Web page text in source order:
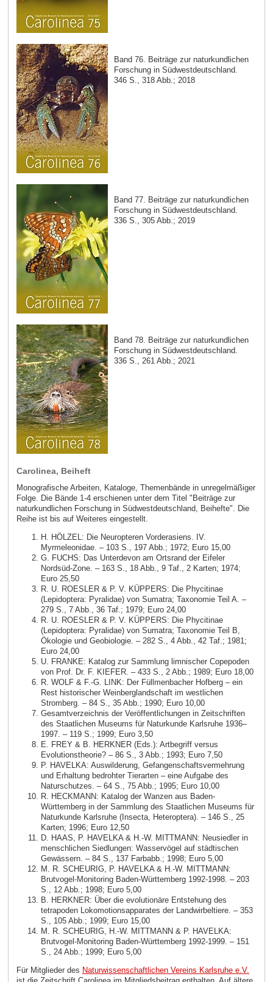
Band 76. Beiträge zur naturkundlichen
Forschung in Südwestdeutschland.
346 S., 318 Abb.; 2018
Band 77. Beiträge zur naturkundlichen
Forschung in Südwestdeutschland.
336 S., 305 Abb.; 2019
Band 78. Beiträge zur naturkundlichen
Forschung in Südwestdeutschland.
336 S., 261 Abb.; 2021
Carolinea, Beiheft
Monografische Arbeiten, Kataloge, Themenbände in unregelmäßiger
Folge. Die Bände 1-4 erschienen unter dem Titel "Beiträge zur
naturkundlichen Forschung in Südwestdeutschland, Beihefte". Die
Reihe ist bis auf Weiteres eingestellt.
H. HÖLZEL: Die Neuropteren Vorderasiens. IV.
Myrmeleonidae. – 103 S., 197 Abb.; 1972; Euro 15,00
G. FUCHS: Das Unterdevon am Ortsrand der Eifeler
Nordsüd-Zone. – 163 S., 18 Abb., 9 Taf., 2 Karten; 1974;
Euro 25,50
R. U. ROESLER & P. V. KÜPPERS: Die Phycitinae
(Lepidoptera: Pyralidae) von Sumatra; Taxonomie Teil A. –
279 S., 7 Abb., 36 Taf.; 1979; Euro 24,00
R. U. ROESLER & P. V. KÜPPERS: Die Phycitinae
(Lepidoptera: Pyralidae) von Sumatra; Taxonomie Teil B,
Ökologie und Geobiologie. – 282 S., 4 Abb., 42 Taf.; 1981;
Euro 24,00
U. FRANKE: Katalog zur Sammlung limnischer Copepoden
von Prof. Dr. F. KIEFER. – 433 S., 2 Abb.; 1989; Euro 18,00
R. WOLF & F.-G. LINK: Der Füllmenbacher Hofberg – ein
Rest historischer Weinberglandschaft im westlichen
Stromberg. – 84 S., 35 Abb.; 1990; Euro 10,00
Gesamtverzeichnis der Veröffentlichungen in Zeitschriften
des Staatlichen Museums für Naturkunde Karlsruhe 1936–
1997. – 119 S.; 1999; Euro 3,50
E. FREY & B. HERKNER (Eds.): Artbegriff versus
Evolutionstheorie? – 86 S., 3 Abb.; 1993; Euro 7,50
P. HAVELKA: Auswilderung, Gefangenschaftsvermehrung
und Erhaltung bedrohter Tierarten – eine Aufgabe des
Naturschutzes. – 64 S., 75 Abb.; 1995; Euro 10,00
R. HECKMANN: Katalog der Wanzen aus Baden-
Württemberg in der Sammlung des Staatlichen Museums für
Naturkunde Karlsruhe (Insecta, Heteroptera). – 146 S., 25
Karten; 1996; Euro 12,50
D. HAAS, P. HAVELKA & H.-W. MITTMANN: Neusiedler in
menschlichen Siedlungen: Wasservögel auf städtischen
Gewässern. – 84 S., 137 Farbabb.; 1998; Euro 5,00
M. R. SCHEURIG, P. HAVELKA & H.-W. MITTMANN:
Brutvogel-Monitoring Baden-Württemberg 1992-1998. – 203
S., 12 Abb.; 1998; Euro 5,00
B. HERKNER: Über die evolutionäre Entstehung des
tetrapoden Lokomotionsapparates der Landwirbeltiere. – 353
S., 105 Abb.; 1999; Euro 15,00
M. R. SCHEURIG, H.-W. MITTMANN & P. HAVELKA:
Brutvogel-Monitoring Baden-Württemberg 1992-1999. – 151
S., 24 Abb.; 1999; Euro 5,00
Für Mitglieder des Naturwissenschaftlichen Vereins Karlsruhe e.V.
ist die Zeitschrift Carolinea im Mitgliedsbeitrag enthalten. Auf ältere